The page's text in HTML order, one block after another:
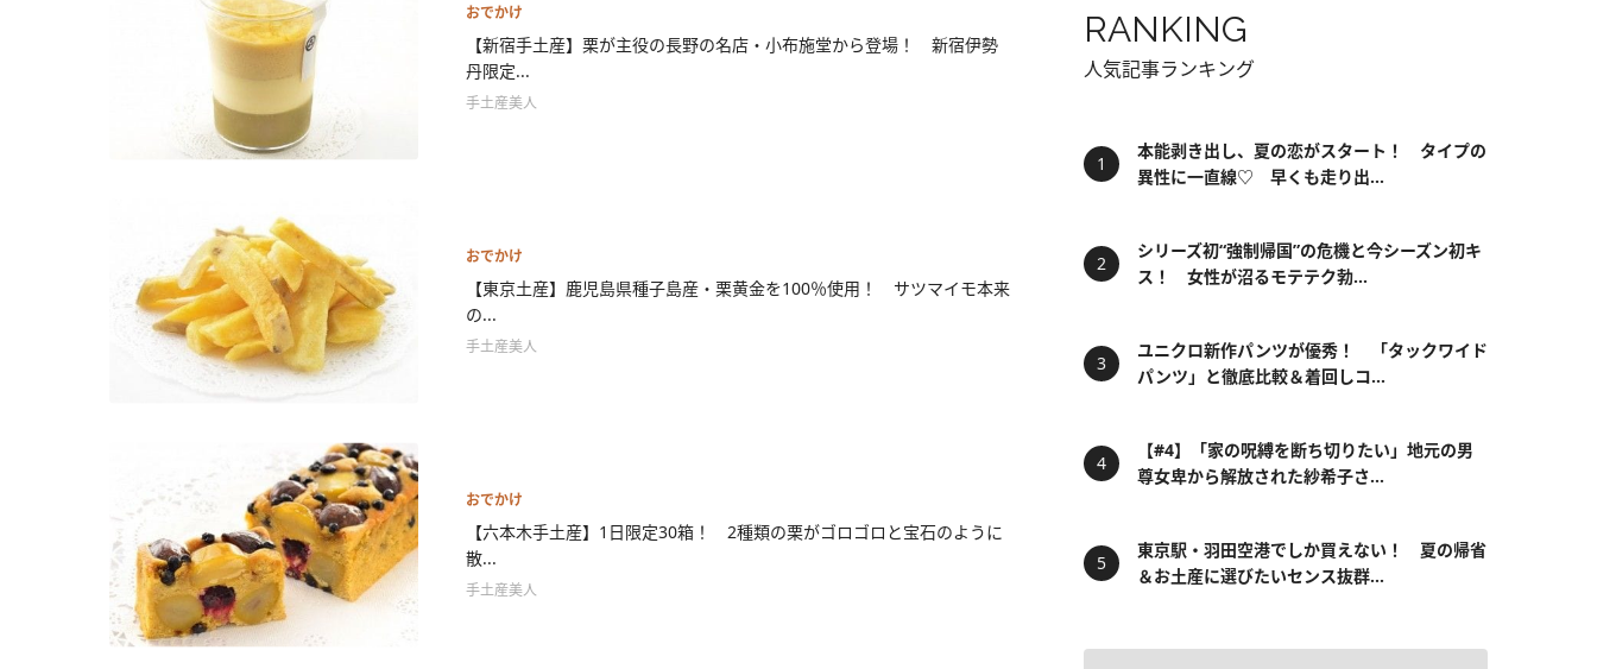
おでかけ
【新宿手土産】栗が主役の長野の名店・小布施堂から登場！ 新宿伊勢
丹限定...
手土産美人
おでかけ
【東京土産】鹿児島県種子島産・栗黄金を100％使用！ サツマイモ本来
の...
手土産美人
おでかけ
【六本木手土産】1日限定30箱！ 2種類の栗がゴロゴロと宝石のように
散...
手土産美人
RANKING
人気記事ランキング
本能剥き出し、夏の恋がスタート！ タイプの
異性に一直線♡ 早くも走り出...
シリーズ初“強制帰国”の危機と今シーズン初キ
ス！ 女性が沼るモテテク勃...
ユニクロ新作パンツが優秀！ 「タックワイド
パンツ」と徹底比較＆着回しコ...
【#4】「家の呪縛を断ち切りたい」地元の男
尊女卑から解放された紗希子さ...
東京駅・羽田空港でしか買えない！ 夏の帰省
＆お土産に選びたいセンス抜群...